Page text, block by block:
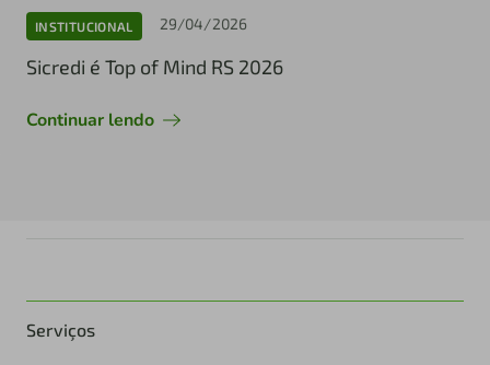
INSTITUCIONAL 29/04/2026
Sicredi é Top of Mind RS 2026
Continuar lendo
Serviços